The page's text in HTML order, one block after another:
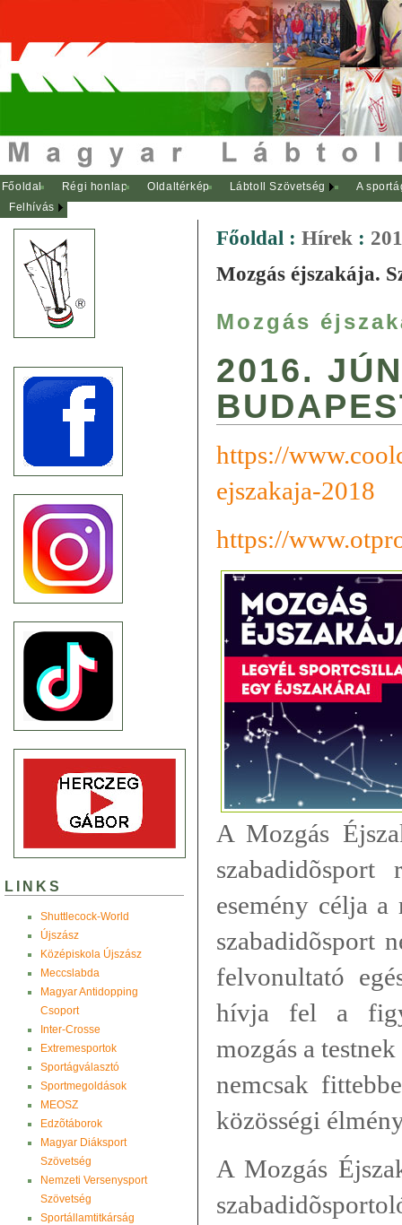
Főoldal Régi honlap Oldaltérkép Lábtoll Szövetség
A
Felhívás
LINKS
Shuttlecock-World
Újszász
Középiskola Újszász
Meccslabda
Magyar Antidopping
Csoport
Inter-Crosse
Extremesportok
Sportágválasztó
Sportmegoldások
MEOSZ
Edzõtáborok
Magyar Diáksport
Szövetség
Nemzeti Versenysport
Szövetség
Sportállamtitkárság
Főoldal : Hírek :
Mozgás éjszakája.
Mozgás
2016.
https://
ejszakaja-2018
https://
A Mozgás
szabadidõsport
esemény célja
szabadidõsport
felvonultató
hívja fel a
mozgás a
nemcsak
közösségi
A Mozgás